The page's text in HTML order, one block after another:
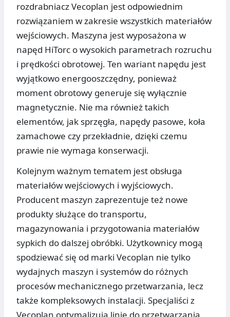
rozdrabniacz Vecoplan jest odpowiednim
rozwiązaniem w zakresie wszystkich materiałów
wejściowych. Maszyna jest wyposażona w
napęd HiTorc o wysokich parametrach rozruchu
i prędkości obrotowej. Ten wariant napędu jest
wyjątkowo energooszczędny, ponieważ
moment obrotowy generuje się wyłącznie
magnetycznie. Nie ma również takich
elementów, jak sprzęgła, napędy pasowe, koła
zamachowe czy przekładnie, dzięki czemu
prawie nie wymaga konserwacji.
Kolejnym ważnym tematem jest obsługa
materiałów wejściowych i wyjściowych.
Producent maszyn zaprezentuje też nowe
produkty służące do transportu,
magazynowania i przygotowania materiałów
sypkich do dalszej obróbki. Użytkownicy mogą
spodziewać się od marki Vecoplan nie tylko
wydajnych maszyn i systemów do różnych
procesów mechanicznego przetwarzania, lecz
także kompleksowych instalacji. Specjaliści z